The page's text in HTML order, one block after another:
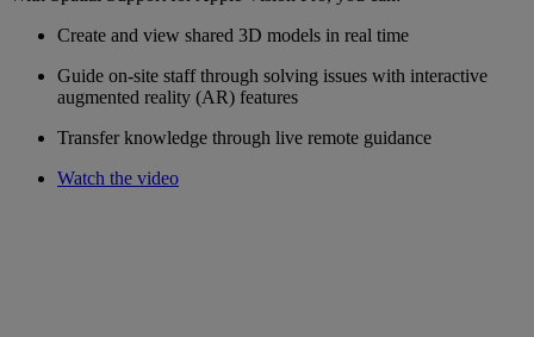
Create and view shared 3D models in real time
Guide on-site staff through solving issues with interactive
augmented reality (AR) features
Transfer knowledge through live remote guidance
Watch the video